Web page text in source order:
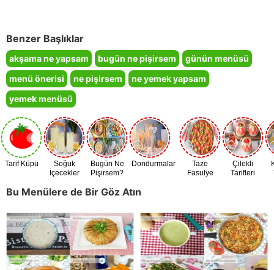
Benzer Başlıklar
akşama ne yapsam bugün ne pişirsem
günün menüsü
menü önerisi
ne pişirsem
ne yemek yapsam
yemek menüsü
Tarif Küpü
Soğuk
İçecekler
Bugün Ne
Pişirsem?
Dondurmalar
Taze
Fasulye
Çilekli
Tarifleri
Bu Menülere de Bir Göz Atın